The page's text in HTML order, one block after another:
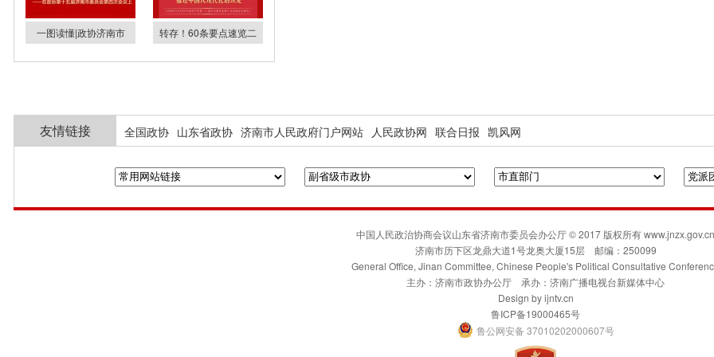
一图读懂|政协济南市 转存！60条要点速览二
友情链接 全国政协 山东省政协 济南市人民政府门户网站 人民政协网 联合日报 凯风网
中国人民政治协商会议山东省济南市委员会办公厅 © 2017 版权所有 www.jnzx.gov.cn
济南市历下区龙鼎大道1号龙奥大厦15层 邮编：250099
General Office, Jinan Committee, Chinese People's Political Consultative
主办：济南市政协办公厅 承办：济南广播电视台新媒体中心
Design byijntv.cn
鲁ICP备19000465号
鲁公网安备 37010202000607号